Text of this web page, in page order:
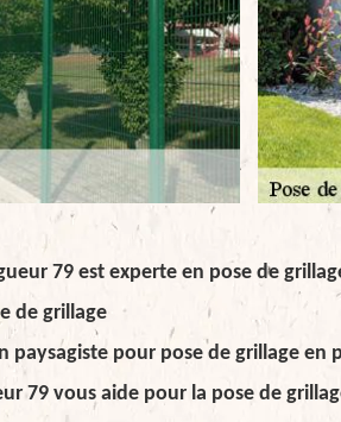
79 est experte en pose de
de grillage
paysagiste pour pose de grillage en
79 vous aide pour la pose de